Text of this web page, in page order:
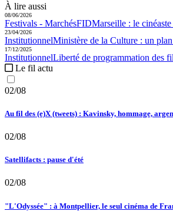
À lire aussi
08/06/2026
Festivals - MarchésFIDMarseille : le
23/04/2026
InstitutionnelMinistère de la Culture : un
17/12/2025
InstitutionnelLiberté de programmation des
Le fil actu
02/08
Au fil des (e)X (tweets) : Kavinsky, hommage,
02/08
Satellifacts : pause d'été
02/08
"L'Odyssée" : à Montpellier, le seul cinéma de